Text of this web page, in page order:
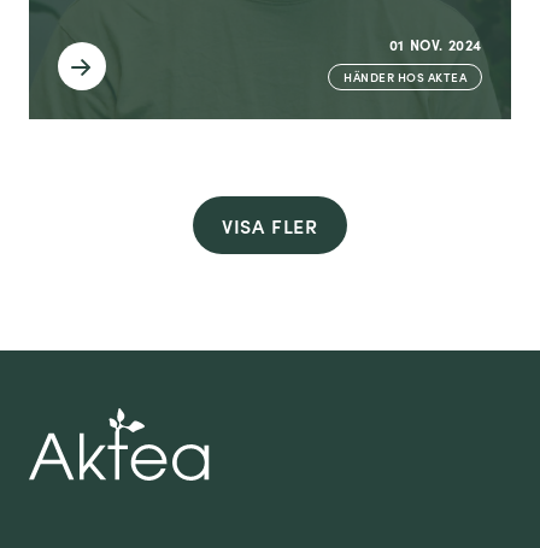
01 NOV. 2024
HÄNDER HOS AKTEA
VISA FLER